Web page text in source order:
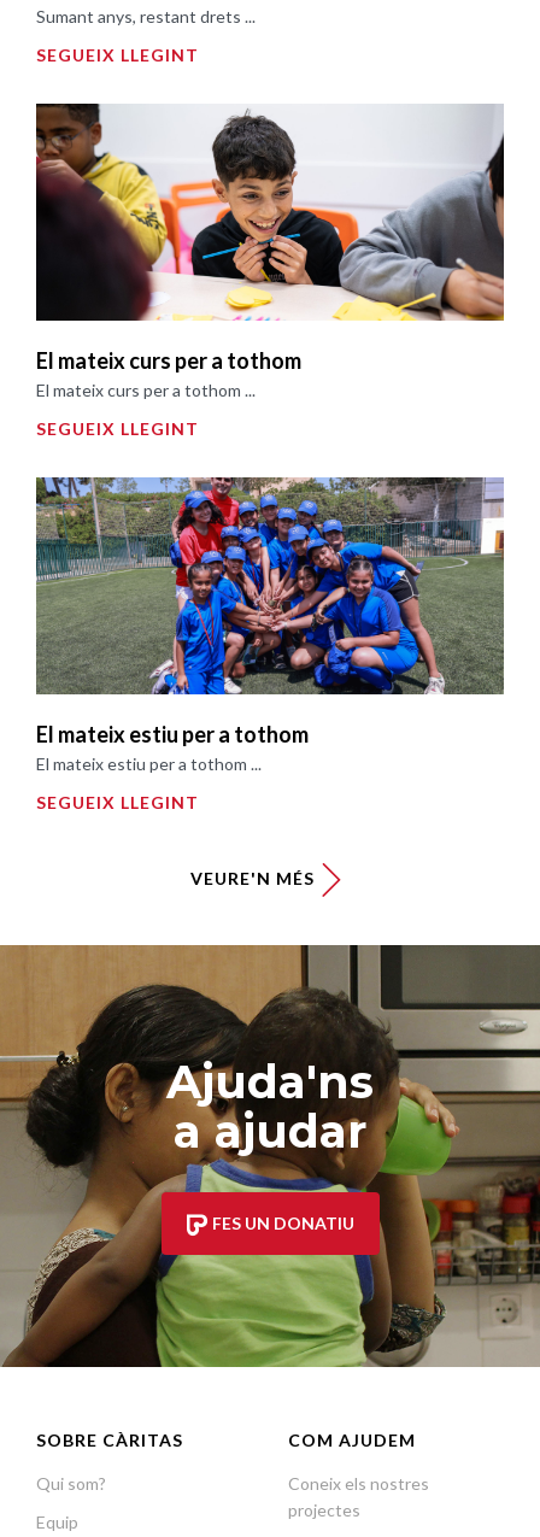
Sumant anys, restant drets ...
SEGUEIX LLEGINT
El mateix curs per a tothom
El mateix curs per a tothom ...
SEGUEIX LLEGINT
El mateix estiu per a tothom
El mateix estiu per a tothom ...
SEGUEIX LLEGINT
VEURE'N MÉS
Ajuda'ns
a ajudar
FES UN DONATIU
SOBRE CÀRITAS
Qui som?
Equip
COM AJUDEM
Coneix els nostres
projectes